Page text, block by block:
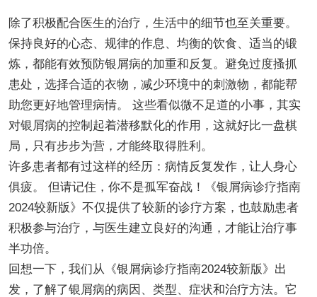
除了积极配合医生的治疗，生活中的细节也至关重要。
保持良好的心态、规律的作息、均衡的饮食、适当的锻
炼，都能有效预防银屑病的加重和反复。避免过度搔抓
患处，选择合适的衣物，减少环境中的刺激物，都能帮
助您更好地管理病情。 这些看似微不足道的小事，其实
对银屑病的控制起着潜移默化的作用，这就好比一盘棋
局，只有步步为营，才能终取得胜利。
许多患者都有过这样的经历：病情反复发作，让人身心
俱疲。 但请记住，你不是孤军奋战！《银屑病诊疗指南
2024较新版》不仅提供了较新的诊疗方案，也鼓励患者
积极参与治疗，与医生建立良好的沟通，才能让治疗事
半功倍。
回想一下，我们从《银屑病诊疗指南2024较新版》出
发，了解了银屑病的病因、类型、症状和治疗方法。它